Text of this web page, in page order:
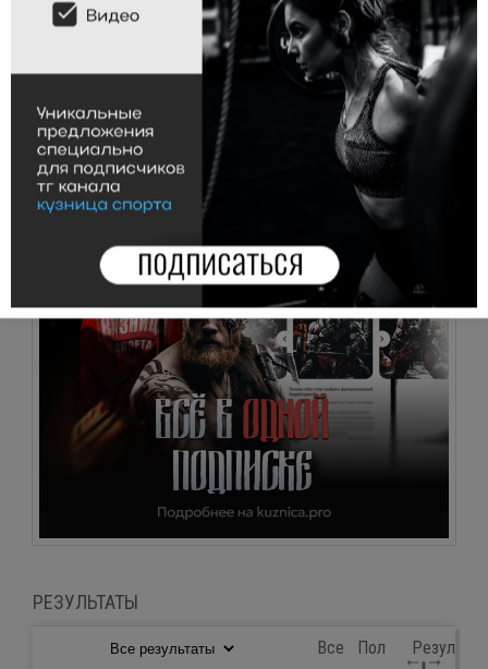
Ходьба на руках. Техника
РЕЗУЛЬТАТЫ
Все Пол Результат